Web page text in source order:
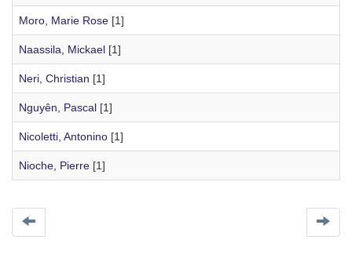
Moro, Marie Rose [1]
Naassila, Mickael [1]
Neri, Christian [1]
Nguyên, Pascal [1]
Nicoletti, Antonino [1]
Nioche, Pierre [1]